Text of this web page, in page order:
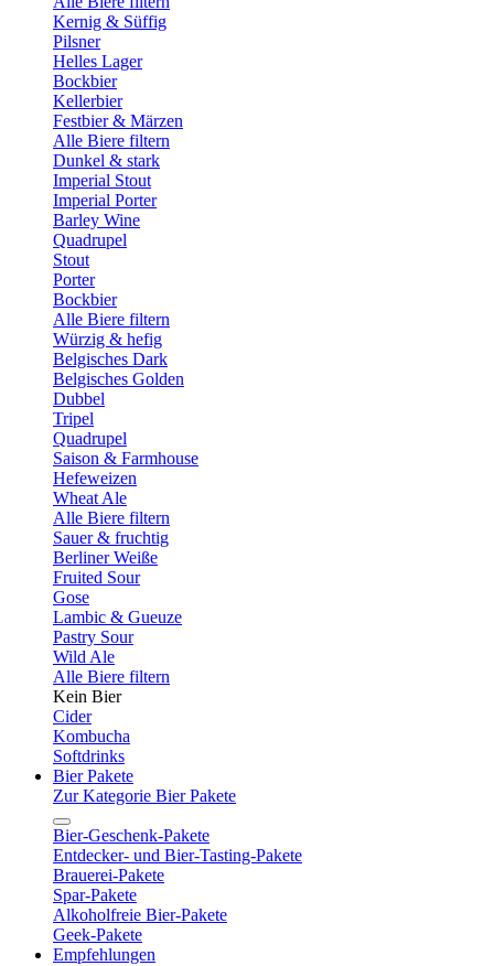
Kernig & Süffig
Pilsner
Helles Lager
Bockbier
Kellerbier
Festbier & Märzen
Alle Biere filtern
Dunkel & stark
Imperial Stout
Imperial Porter
Barley Wine
Quadrupel
Stout
Porter
Bockbier
Alle Biere filtern
Würzig & hefig
Belgisches Dark
Belgisches Golden
Dubbel
Tripel
Quadrupel
Saison & Farmhouse
Hefeweizen
Wheat Ale
Alle Biere filtern
Sauer & fruchtig
Berliner Weiße
Fruited Sour
Gose
Lambic & Gueuze
Pastry Sour
Wild Ale
Alle Biere filtern
Kein Bier
Cider
Kombucha
Softdrinks
Bier Pakete
Zur Kategorie Bier Pakete
Bier-Geschenk-Pakete
Entdecker- und Bier-Tasting-Pakete
Brauerei-Pakete
Spar-Pakete
Alkoholfreie Bier-Pakete
Geek-Pakete
Empfehlungen